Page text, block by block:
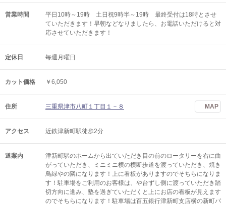
営業時間
平日10時～19時 土日祝9時半～19時 最終受付は18時とさせ
ていただきます！早朝などなりましたら、お電話いただけると対
応させていただきます！
定休日 毎週月曜日
カット価格 ￥6,050
住所 三重県津市八町１丁目１－８ MAP
アクセス 近鉄津新町駅徒歩2分
道案内
津新町駅のホームから出ていただき目の前のロータリーを右に曲
がっていただき、ミニミニ横の横断歩道を渡っていただき、焼き
鳥緑やの隣になります！上に看板がありますのでそちらになりま
す！駐車場をご利用のお客様は、や台ずし側に渡っていただき踏
切方向に進み、塾を過ぎていただくと上にお店の看板が見えます
のでそちらになります！駐車場は百五銀行津新町支店横の新町パ